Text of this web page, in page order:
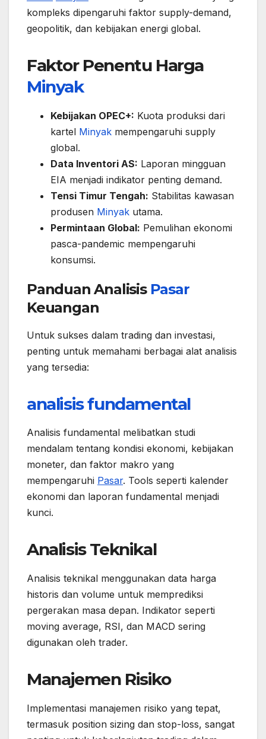
kompleks dipengaruhi faktor supply-demand,
geopolitik, dan kebijakan energi global.
Faktor Penentu Harga
Minyak
Kebijakan OPEC+: Kuota produksi dari
kartel Minyak mempengaruhi supply
global.
Data Inventori AS: Laporan mingguan
EIA menjadi indikator penting demand.
Tensi Timur Tengah: Stabilitas kawasan
produsen Minyak utama.
Permintaan Global: Pemulihan ekonomi
pasca-pandemic mempengaruhi
konsumsi.
Panduan Analisis Pasar
Keuangan
Untuk sukses dalam trading dan investasi,
penting untuk memahami berbagai alat analisis
yang tersedia:
analisis fundamental
Analisis fundamental melibatkan studi
mendalam tentang kondisi ekonomi, kebijakan
moneter, dan faktor makro yang
mempengaruhi Pasar. Tools seperti kalender
ekonomi dan laporan fundamental menjadi
kunci.
Analisis Teknikal
Analisis teknikal menggunakan data harga
historis dan volume untuk memprediksi
pergerakan masa depan. Indikator seperti
moving average, RSI, dan MACD sering
digunakan oleh trader.
Manajemen Risiko
Implementasi manajemen risiko yang tepat,
termasuk position sizing dan stop-loss, sangat